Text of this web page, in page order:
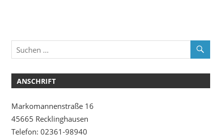
ANSCHRIFT
Markomannenstraße 16
45665 Recklinghausen
Telefon: 02361-98940